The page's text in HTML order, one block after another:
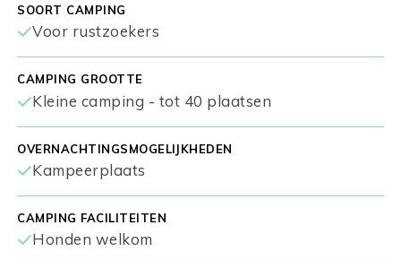
SOORT CAMPING
Voor rustzoekers
CAMPING GROOTTE
Kleine camping - tot 40 plaatsen
OVERNACHTINGSMOGELIJKHEDEN
Kampeerplaats
CAMPING FACILITEITEN
Honden welkom